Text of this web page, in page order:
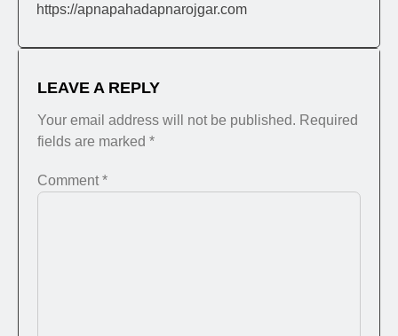
https://apnapahadapnarojgar.com
LEAVE A REPLY
Your email address will not be published. Required
fields are marked *
Comment*